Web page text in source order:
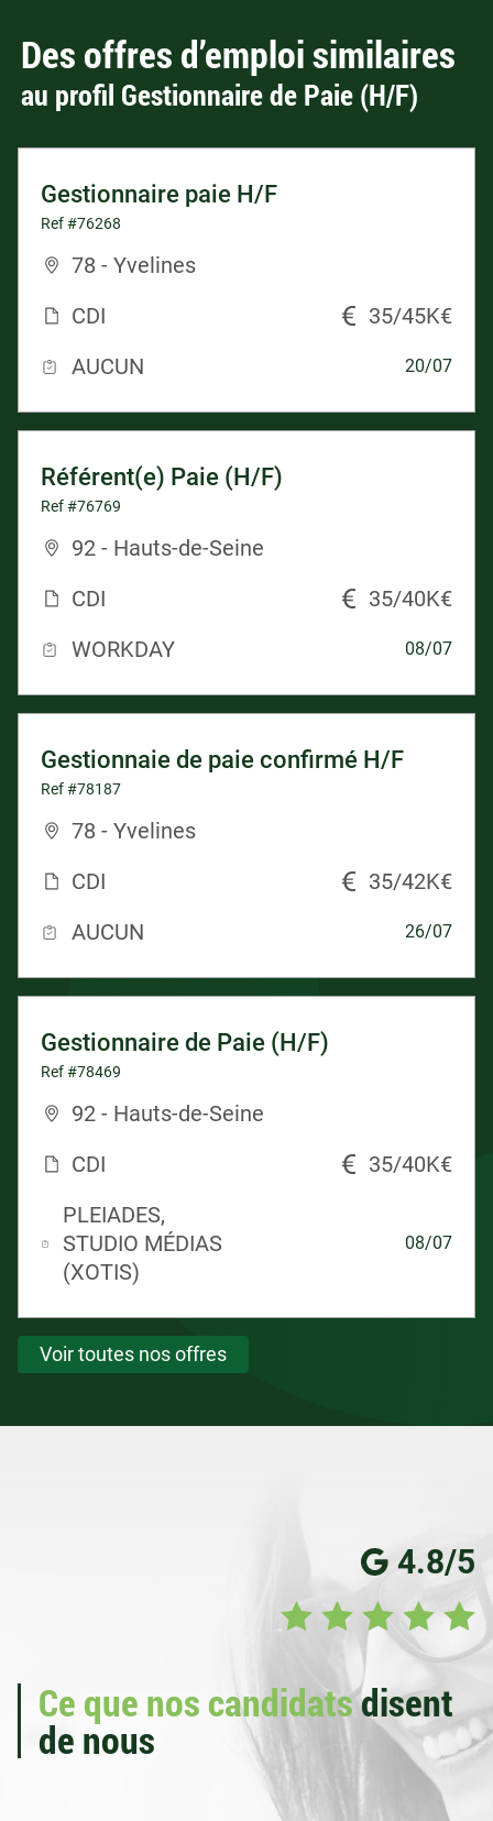
Des offres d’emploi similaires
au profil Gestionnaire de Paie (H/F)
Gestionnaire paie H/F
Ref #76268
78 - Yvelines
CDI
35/45K€
AUCUN
20/07
Référent(e) Paie (H/F)
Ref #76769
92 - Hauts-de-Seine
CDI
35/40K€
WORKDAY
08/07
Gestionnaie de paie confirmé H/F
Ref #78187
78 - Yvelines
CDI
35/42K€
AUCUN
26/07
Gestionnaire de Paie (H/F)
Ref #78469
92 - Hauts-de-Seine
CDI
35/40K€
PLEIADES,
STUDIO MÉDIAS
(XOTIS)
08/07
Voir toutes nos offres
4.8/5
Ce que nos candidatsdisent
de nous